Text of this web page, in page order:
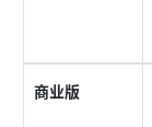
商业版